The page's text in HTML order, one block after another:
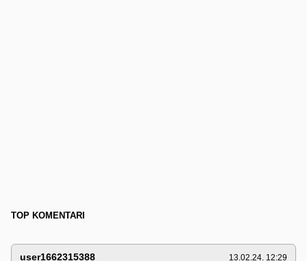
TOP KOMENTARI
user1662315388 13.02.24. 12:29